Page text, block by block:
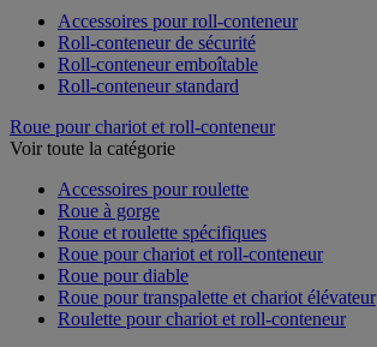
Accessoires pour roll-conteneur
Roll-conteneur de sécurité
Roll-conteneur emboîtable
Roll-conteneur standard
Roue pour chariot et roll-conteneur
Voir toute la catégorie
Accessoires pour roulette
Roue à gorge
Roue et roulette spécifiques
Roue pour chariot et roll-conteneur
Roue pour diable
Roue pour transpalette et chariot élévateur
Roulette pour chariot et roll-conteneur